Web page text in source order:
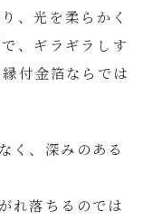
、光を柔らかく
、ギラギラしす
付金箔ならでは
く、深みのある
れ落ちるのでは